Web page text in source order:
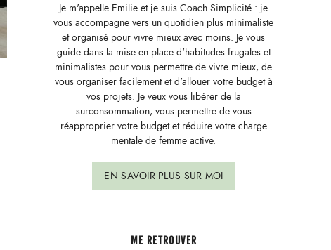
Je m'appelle Emilie et je suis Coach Simplicité : je
vous accompagne vers un quotidien plus minimaliste
et organisé pour vivre mieux avec moins. Je vous
guide dans la mise en place d'habitudes frugales et
minimalistes pour vous permettre de vivre mieux, de
vous organiser facilement et d'allouer votre budget à
vos projets. Je veux vous libérer de la
surconsommation, vous permettre de vous
réapproprier votre budget et réduire votre charge
mentale de femme active.
EN SAVOIR PLUS SUR MOI
ME RETROUVER